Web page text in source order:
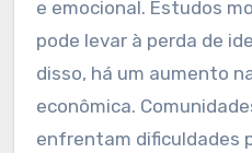
e emocional. Estudos
pode levar à perda de
disso, há um aumento
econômica.
enfrentam dificuldades